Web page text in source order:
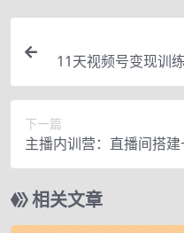
11天视频号变现训
下一篇
主播内训营：直播间搭
赚钱的主播
相关文章